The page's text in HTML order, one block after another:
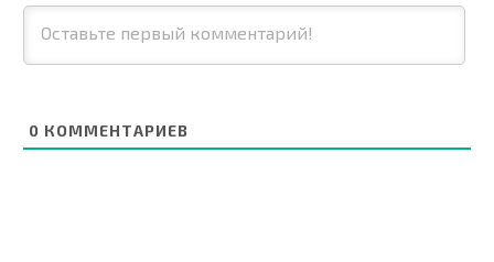
0 КОММЕНТАРИЕВ